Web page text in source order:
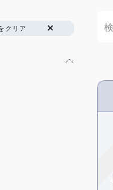
クリア